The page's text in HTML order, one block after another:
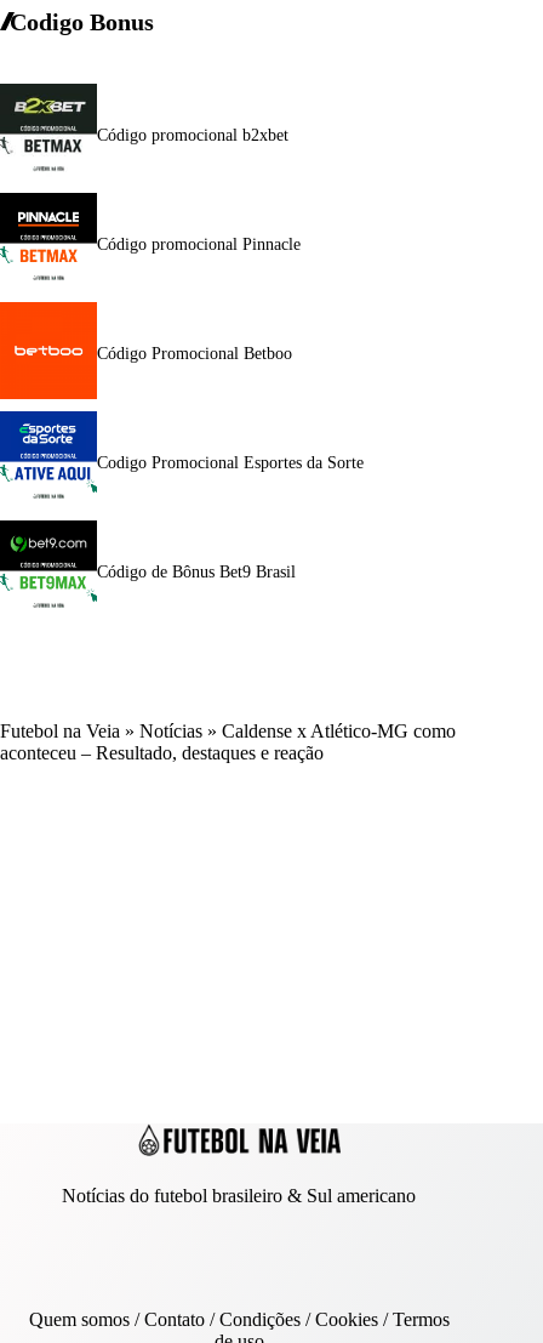
Codigo Bonus
Código promocional b2xbet
Código promocional Pinnacle
Código Promocional Betboo
Codigo Promocional Esportes da Sorte
Código de Bônus Bet9 Brasil
Futebol na Veia » Notícias » Caldense x Atlético-MG como
aconteceu – Resultado, destaques e reação
Notícias do futebol brasileiro & Sul americano
Quem somos/Contato/ Condições /Cookies/Termos